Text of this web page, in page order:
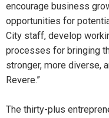
encourage business
opportunities for
City staff, develop
processes for bringing
stronger, more diverse,
Revere.”
The thirty-plus